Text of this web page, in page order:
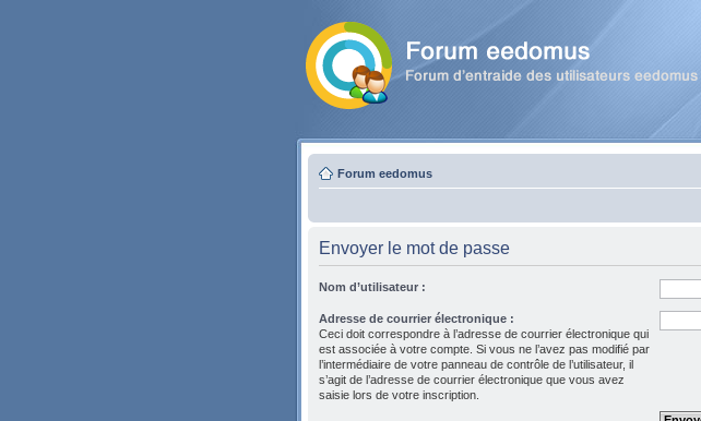
Forum eedomus
Envoyer le mot de passe
Nom d’utilisateur :
Adresse de courrier électronique :
Ceci doit correspondre à l’adresse de courrier électronique qui
est associée à votre compte. Si vous ne l’avez pas modifié par
l’intermédiaire de votre panneau de contrôle de l’utilisateur, il
s’agit de l’adresse de courrier électronique que vous avez
saisie lors de votre inscription.